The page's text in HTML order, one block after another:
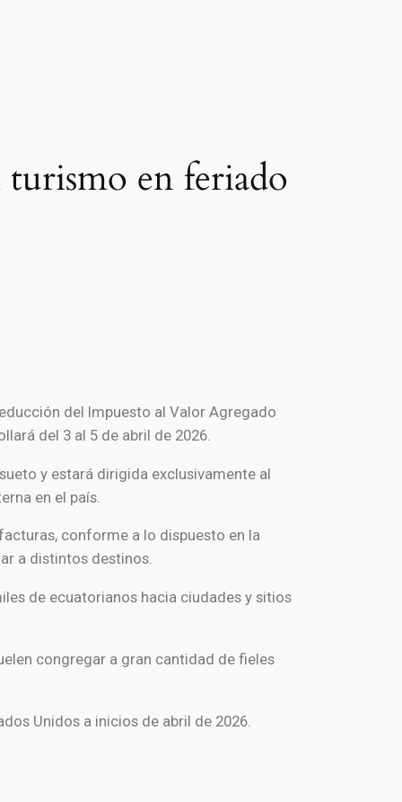
en feriado
del Impuesto al Valor Agregado
del 3 al 5 de abril de 2026.
y estará dirigida exclusivamente al
en el país.
conforme a lo dispuesto en la
a distintos destinos.
de ecuatorianos hacia ciudades y sitios
congregar a gran cantidad de fieles
Unidos a inicios de abril de 2026.